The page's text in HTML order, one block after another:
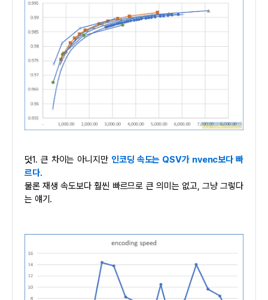
덧1. 큰 차이는 아니지만 인코딩 속도는 QSV가 nvenc보다 빠
르다.
물론 재생 속도보다 훨씬 빠르므로 큰 의미는 없고, 그냥 그렇다
는 얘기.